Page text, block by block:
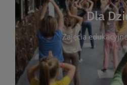
Dla
Zajęcia
czytelnikach i ich
informacje o zajęciach
plastycznych i spotkaniach
dzieci. Biblioteka oferuje
opowiadań i lektur
kącik do wspólnego